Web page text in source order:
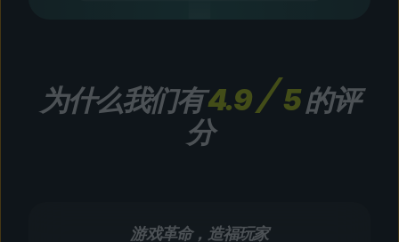
为什么我们有4.9 5的评
分
游戏革命，造福玩家